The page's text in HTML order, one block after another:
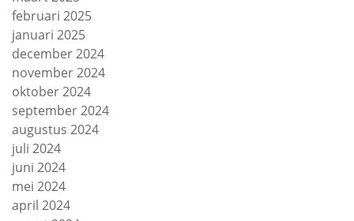
februari 2025
januari 2025
december 2024
november 2024
oktober 2024
september 2024
augustus 2024
juli 2024
juni 2024
mei 2024
april 2024